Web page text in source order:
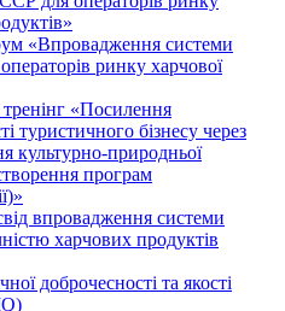
«Впровадження системи
ринку харчової
«Посилення
туристичного бізнесу через
культурно-природньої
програм
впровадження системи
харчових продуктів
доброчесності та якості